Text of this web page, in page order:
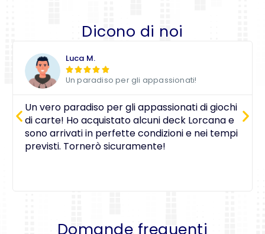
Dicono di noi
Luca M.
 
Un paradiso per gli appassionati!
Un vero paradiso per gli appassionati di giochi
di carte! Ho acquistato alcuni deck Lorcana e
sono arrivati in perfette condizioni e nei tempi
previsti. Tornerò sicuramente!
Domande frequenti